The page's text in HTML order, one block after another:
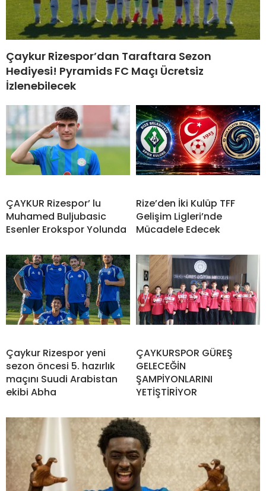
Çaykur Rizespor’dan Taraftara Sezon
Hediyesi! Pyramids FC Maçı Ücretsiz
İzlenebilecek
ÇAYKUR Rizespor’ lu
Muhamed Buljubasic
Esenler Erokspor Yolunda
Rize’den İki Kulüp TFF
Gelişim Ligleri’nde
Mücadele Edecek
Çaykur Rizespor yeni
sezon öncesi 5. hazırlık
maçını Suudi Arabistan
ekibi Abha
ÇAYKURSPOR GÜREŞ
GELECEĞİN
ŞAMPİYONLARINI
YETİŞTİRİYOR